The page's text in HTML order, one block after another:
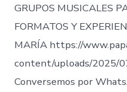
GRUPOS MUSICALES
FORMATOS Y
MARÍA https://
content/uploads/2025/
Conversemos por